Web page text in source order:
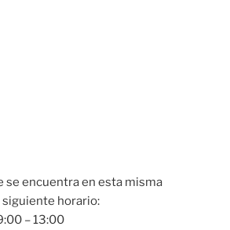
se encuentra en esta misma
horario:
– 13:00